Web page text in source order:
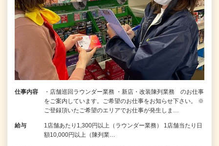
仕事内容
・店舗巡回ラウンダー業務 ・新店・改装陳列業務 のお仕事
をご案内しています。ご希望のお仕事をお知らせ下さい。 ※
ご登録頂いたご希望のエリアでお仕事が発生しま…
給与
1店舗あたり1,300円以上（ラウンダー業務） 1店舗当たり日
額10,000円以上（陳列業…